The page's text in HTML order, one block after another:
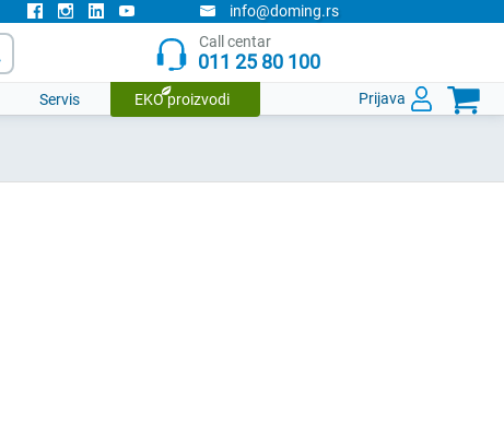
info@doming.rs
Call centar
011 25 80 100
Servis EKO proizvodi Prijava 